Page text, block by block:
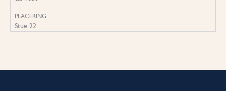
PLACERING
Stue 22